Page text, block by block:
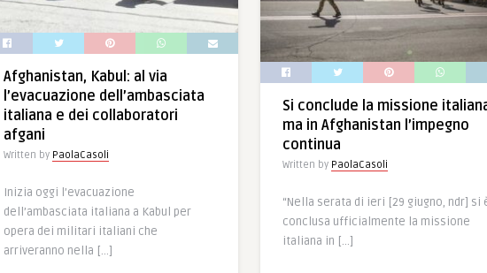
Afghanistan, Kabul: al via
l’evacuazione dell’ambasciata
italiana e dei collaboratori
afgani
Written by PaolaCasoli
Inizia oggi l’evacuazione
dell’ambasciata italiana a Kabul per
opera dei militari italiani che
arriveranno nella […]
Si conclude la missione
ma in Afghanistan l’impegno
continua
Written by PaolaCasoli
“Nella serata di ieri [29 giugno, ndr] si
conclusa ufficialmente la missione
italiana in […]